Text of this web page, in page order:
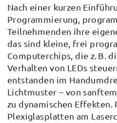
Nach einer kurzen
Programmierung,
Teilnehmenden ihre
das sind kleine, frei
Computerchips, die z. B.
Verhalten von LEDs
entstanden im
Lichtmuster – von
zu dynamischen Effekten.
Plexiglasplatten am